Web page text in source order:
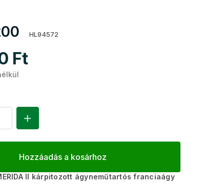
HL94572
Ft
Hozzáadás a kosárhoz
II kárpitozott ágyneműtartós franciaágy